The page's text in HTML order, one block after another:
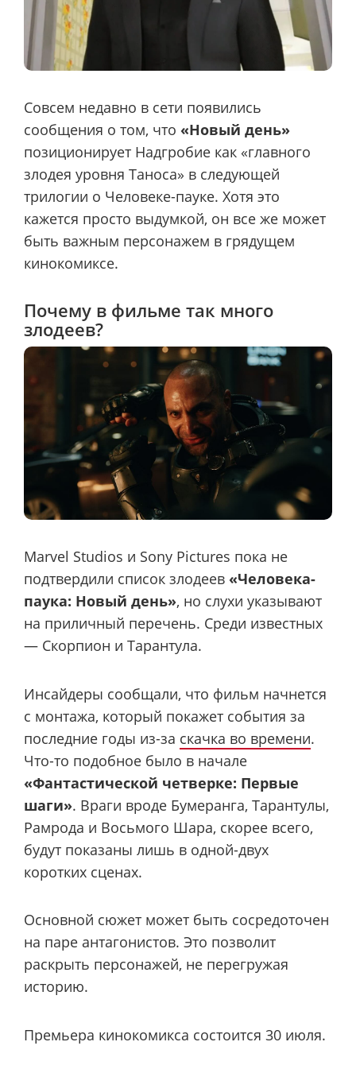
Совсем недавно в сети появились
сообщения о том, что «Новый день»
позиционирует Надгробие как «главного
злодея уровня Таноса» в следующей
трилогии о Человеке-пауке. Хотя это
кажется просто выдумкой, он все же может
быть важным персонажем в грядущем
кинокомиксе.
Почему в фильме так много
злодеев?
Marvel Studios и Sony Pictures пока не
подтвердили список злодеев «Человека-
паука: Новый день», но слухи указывают
на приличный перечень. Среди известных
— Скорпион и Тарантула.
Инсайдеры сообщали, что фильм начнется
с монтажа, который покажет события за
последние годы из-за скачка во времени.
Что-то подобное было в начале
«Фантастической четверке: Первые
шаги». Враги вроде Бумеранга, Тарантулы,
Рамрода и Восьмого Шара, скорее всего,
будут показаны лишь в одной-двух
коротких сценах.
Основной сюжет может быть сосредоточен
на паре антагонистов. Это позволит
раскрыть персонажей, не перегружая
историю.
Премьера кинокомикса состоится 30 июля.